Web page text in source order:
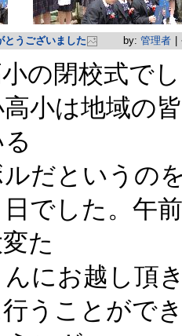
うございました by: 管理者
の閉校式で
小は地域の
だというの
でした。午
た
にお越し頂
うことがで